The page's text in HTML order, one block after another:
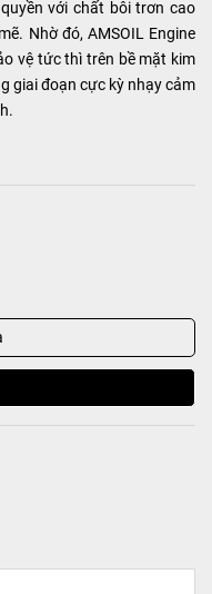
với chất bôi trơn cao
Nhờ đó, AMSOIL Engine
vệ tức thì trên bề mặt kim
giai đoạn cực kỳ nhạy cảm